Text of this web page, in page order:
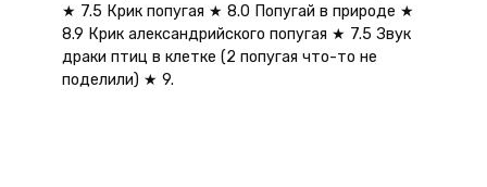
★ 7.5 Крик попугая ★ 8.0 Попугай в природе ★
8.9 Крик александрийского попугая ★ 7.5 Звук
драки птиц в клетке (2 попугая что-то не
поделили) ★ 9.